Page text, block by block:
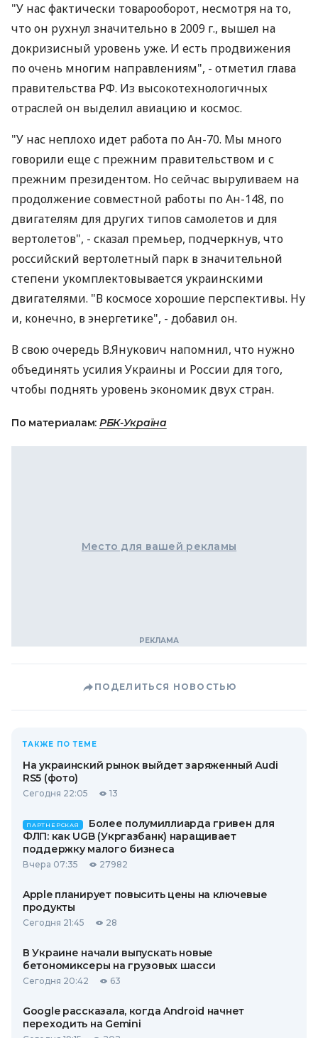
"У нас фактически товарооборот, несмотря на то,
что он рухнул значительно в 2009 г., вышел на
докризисный уровень уже. И есть продвижения
по очень многим направлениям", - отметил глава
правительства РФ. Из высокотехнологичных
отраслей он выделил авиацию и космос.
"У нас неплохо идет работа по Ан-70. Мы много
говорили еще с прежним правительством и с
прежним президентом. Но сейчас выруливаем на
продолжение совместной работы по Ан-148, по
двигателям для других типов самолетов и для
вертолетов", - сказал премьер, подчеркнув, что
российский вертолетный парк в значительной
степени укомплектовывается украинскими
двигателями. "В космосе хорошие перспективы. Ну
и, конечно, в энергетике", - добавил он.
В свою очередь В.Янукович напомнил, что нужно
объединять усилия Украины и России для того,
чтобы поднять уровень экономик двух стран.
По материалам: РБК-Україна
Место для вашей рекламы
ПОДЕЛИТЬСЯ НОВОСТЬЮ
ТАКЖЕ ПО ТЕМЕ
На украинский рынок выйдет заряженный Audi
RS5 (фото)
Сегодня 22:05 13
ПАРТНЕРСКАЯ
Более полумиллиарда гривен для
ФЛП: как UGB (Укргазбанк) наращивает
поддержку малого бизнеса
Вчера 07:35 27982
Apple планирует повысить цены на ключевые
продукты
Сегодня 21:45 28
В Украине начали выпускать новые
бетономиксеры на грузовых шасси
Сегодня 20:42 63
Google рассказала, когда Android начнет
переходить на Gemini